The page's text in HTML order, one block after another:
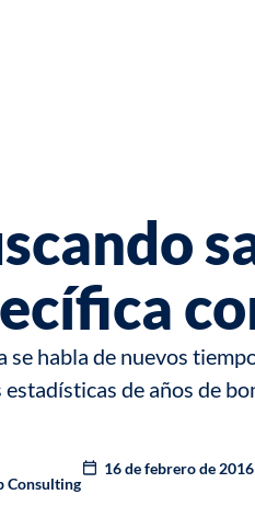
se habla de nuevos
estadísticas de años de
Consulting
16 de febrero de 2016